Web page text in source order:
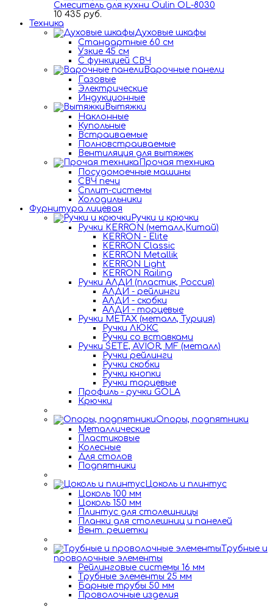
Смеситель для кухни Oulin OL-8030
10 435 руб.
Техника
Духовые шкафы
Стандартные 60 см
Узкие 45 см
С функцией СВЧ
Варочные панели
Газовые
Электрические
Индукционные
Вытяжки
Наклонные
Купольные
Встраиваемые
Полновстраиваемые
Вентиляция для вытяжек
Прочая техника
Посудомоечные машины
СВЧ печи
Сплит-системы
Холодильники
Фурнитура лицевая
Ручки и крючки
Ручки KERRON (металл,Китай)
KERRON - Elite
KERRON Classic
KERRON Metallik
KERRON Light
KERRON Railing
Ручки АЛДИ (пластик, Россия)
АЛДИ - рейлинги
АЛДИ - скобки
АЛДИ - торцевые
Ручки METAX (металл, Турция)
Ручки ЛЮКС
Ручки со вставками
Ручки SETE, AVIOR, MF (металл)
Ручки рейлинги
Ручки скобки
Ручки кнопки
Ручки торцевые
Профиль - ручки GOLA
Крючки
Опоры, подпятники
Металлические
Пластиковые
Колесные
Для столов
Подпятники
Цоколь и плинтус
Цоколь 100 мм
Цоколь 150 мм
Плинтус для столешницы
Планки для столешниц и панелей
Вент. решетки
Трубные и
проволочные элементы
Рейлинговые системы 16 мм
Трубные элементы 25 мм
Барные трубы 50 мм
Проволочные изделия